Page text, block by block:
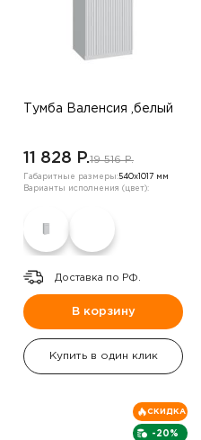
Тумба Валенсия ,белый
11 828 P.19 516 P.
Габаритные размеры:540х1017 мм
Варианты исполнения (цвет):
Доставка по РФ.
В корзину
Купить в один клик
-20%
СКИДКА